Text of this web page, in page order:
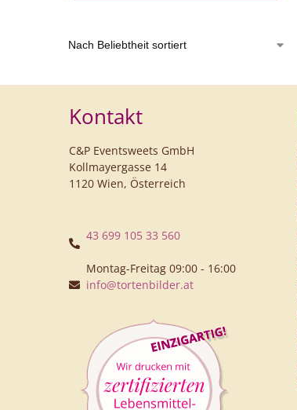
Kontakt
C&P Eventsweets GmbH
Kollmayergasse 14
1120 Wien, Österreich
43 699 105 33 560
Montag-Freitag 09:00 - 16:00
info@tortenbilder.at